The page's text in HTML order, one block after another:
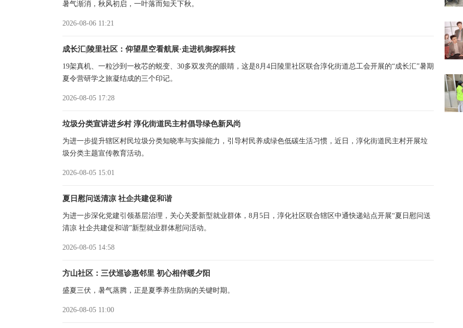
暑气渐消，秋风初启，一叶落而知天下秋。
2026-08-06 11:21
成长汇|陵里社区：仰望星空看航展·走进机御探科技
19架真机、一粒沙到一枚芯的蜕变、30多双发亮的眼睛，这是8月4日陵里社区联合淳化街道总工会开展的“成长汇”暑期
夏令营研学之旅凝结成的三个印记。
2026-08-05 17:28
垃圾分类宣讲进乡村 淳化街道民主村倡导绿色新风尚
为进一步提升辖区村民垃圾分类知晓率与实操能力，引导村民养成绿色低碳生活习惯，近日，淳化街道民主村开展垃
圾分类主题宣传教育活动。
2026-08-05 15:01
夏日慰问送清凉 社企共建促和谐
为进一步深化党建引领基层治理，关心关爱新型就业群体，8月5日，淳化社区联合辖区中通快递站点开展“夏日慰问送
清凉 社企共建促和谐”新型就业群体慰问活动。
2026-08-05 14:58
方山社区：三伏巡诊惠邻里 初心相伴暖夕阳
盛夏三伏，暑气蒸腾，正是夏季养生防病的关键时期。
2026-08-05 11:00